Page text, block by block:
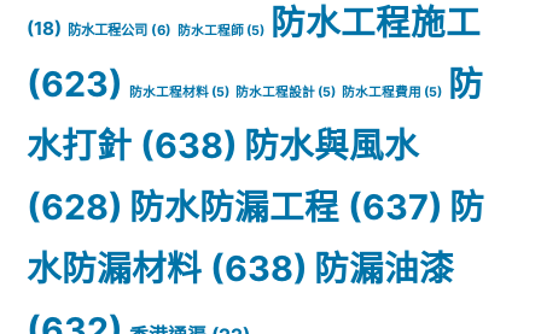
(18) 防水工程公司 (6) 防水工程師 (5)
防水工程施工
(623)
防水工程材料 (5) 防水工程設計 (5) 防水工程費用 (5)
防
水打針 (638) 防水與風水
(628) 防水防漏工程 (637) 防
水防漏材料 (638) 防漏油漆